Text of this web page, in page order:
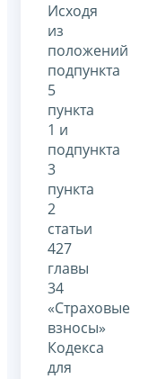
Исходя
из
положений
подпункта
5
пункта
1 и
подпункта
3
пункта
2
статьи
427
главы
34
«Страховые
взносы»
Кодекса
для